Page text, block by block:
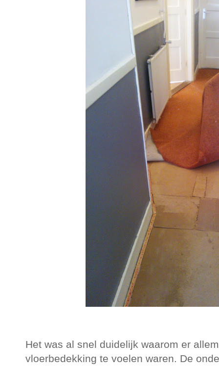
Het was al snel duidelijk waarom er
vloerbedekking te voelen waren. De